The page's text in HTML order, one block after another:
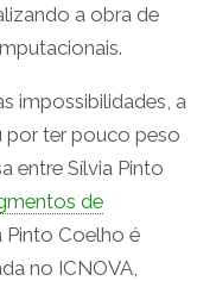
a obra de
impossibilidades, a
por ter pouco peso
entre Sílvia Pinto
de
Pinto Coelho é
no ICNOVA,